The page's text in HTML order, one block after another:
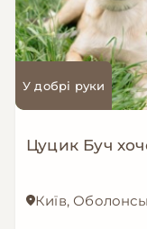
У добрі руки
Київ,